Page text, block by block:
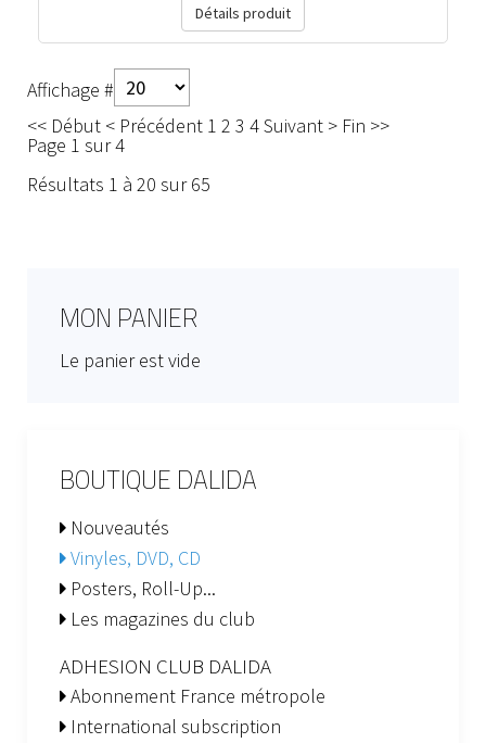
Détails produit
Affichage #
<< Début < Précédent 1 2 3 4Suivant > Fin >>
Page 1 sur 4
Résultats 1 à 20 sur 65
MON PANIER
Le panier est vide
BOUTIQUE DALIDA
Nouveautés
Vinyles, DVD, CD
Posters, Roll-Up...
Les magazines du club
ADHESION CLUB DALIDA
Abonnement France métropole
International subscription